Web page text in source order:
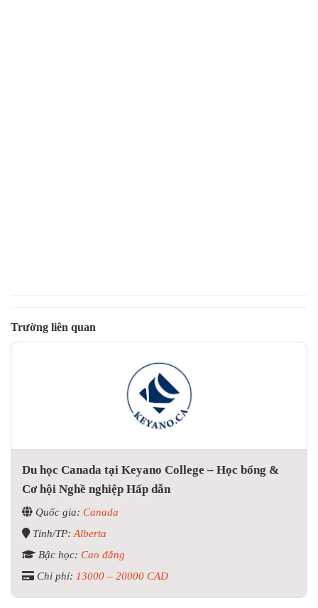
Trường liên quan
Du học Canada tại Keyano College – Học bổng &
Cơ hội Nghề nghiệp Hấp dẫn
Quốc gia: Canada
Tỉnh/TP:Alberta
Bậc học: Cao đẳng
Chi phí: 13000 – 20000 CAD